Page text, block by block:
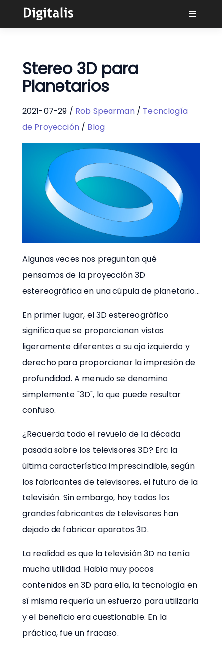
Compradores
Soluciones
Conectar
Stereo 3D para
Planetarios
2021-07-29 / Rob Spearman / Tecnología
de Proyección / Blog
Algunas veces nos preguntan qué
pensamos de la proyección 3D
estereográfica en una cúpula de planetario...
En primer lugar, el 3D estereográfico
significa que se proporcionan vistas
ligeramente diferentes a su ojo izquierdo y
derecho para proporcionar la impresión de
profundidad. A menudo se denomina
simplemente "3D", lo que puede resultar
confuso.
¿Recuerda todo el revuelo de la década
pasada sobre los televisores 3D? Era la
última característica imprescindible, según
los fabricantes de televisores, el futuro de la
televisión. Sin embargo, hoy todos los
grandes fabricantes de televisores han
dejado de fabricar aparatos 3D.
La realidad es que la televisión 3D no tenía
mucha utilidad. Había muy pocos
contenidos en 3D para ella, la tecnología en
sí misma requería un esfuerzo para utilizarla
y el beneficio era cuestionable. En la
práctica, fue un fracaso.